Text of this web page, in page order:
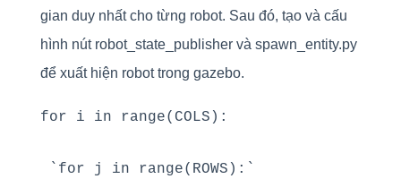
gian duy nhất cho từng robot. Sau đó, tạo và cấu
hình nút robot_state_publisher và spawn_entity.py
để xuất hiện robot trong gazebo.
for i in range(COLS):
`for j in range(ROWS):`